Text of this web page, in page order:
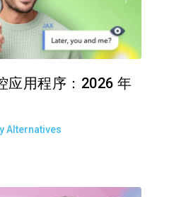
应用程序：2026 年
Alternatives